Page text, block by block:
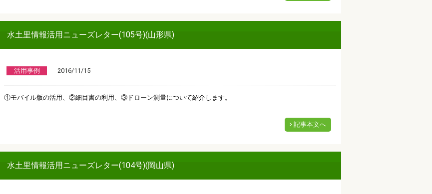
水土里情報活用ニューズレター(105号)(山形県)
活用事例 2016/11/15
①モバイル版の活用、②細目書の利用、③ドローン測量について紹介します。
記事本文へ
水土里情報活用ニューズレター(104号)(岡山県)